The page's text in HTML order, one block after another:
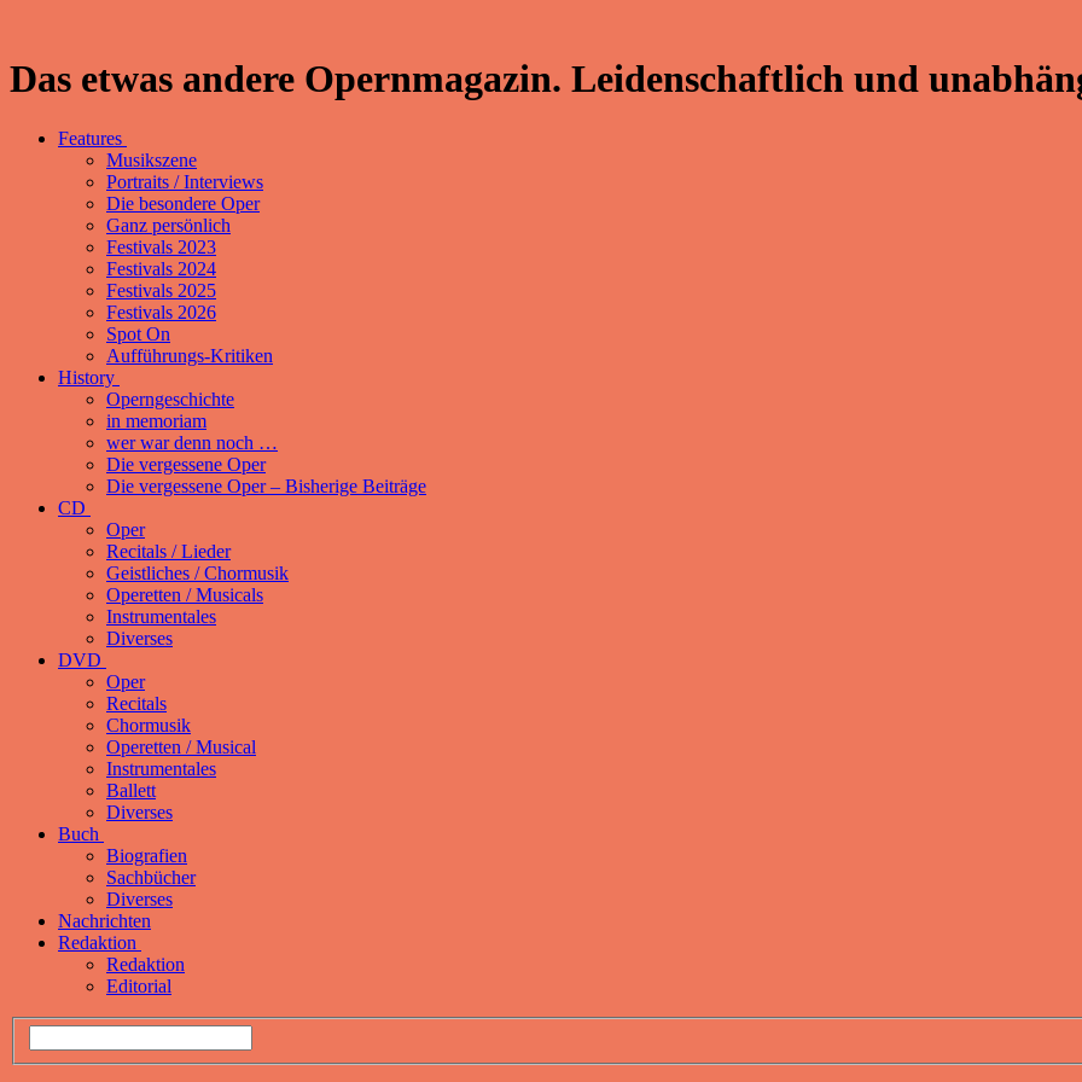
Das etwas andere Opernmagazin. Leidenschaftlich und
Features
Musikszene
Portraits / Interviews
Die besondere Oper
Ganz persönlich
Festivals 2023
Festivals 2024
Festivals 2025
Festivals 2026
Spot On
Aufführungs-Kritiken
History
Operngeschichte
in memoriam
wer war denn noch …
Die vergessene Oper
Die vergessene Oper – Bisherige Beiträge
CD
Oper
Recitals / Lieder
Geistliches / Chormusik
Operetten / Musicals
Instrumentales
Diverses
DVD
Oper
Recitals
Chormusik
Operetten / Musical
Instrumentales
Ballett
Diverses
Buch
Biografien
Sachbücher
Diverses
Nachrichten
Redaktion
Redaktion
Editorial